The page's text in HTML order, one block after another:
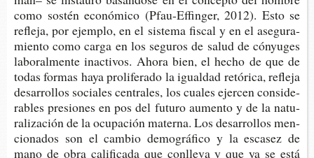
como sos­tén eco­nó­mi­co (Pfau-​Effinger, 2012). Esto se
refle­ja, por ejem­plo, en el sis­te­ma fis­cal y en el ase­gu­ra­
mien­to como carga en los segu­ros de salud de cón­yu­ges
labo­ral­men­te inac­ti­vos. Ahora bien, el hecho de que de
todas for­mas haya pro­li­fe­ra­do la igual­dad retó­ri­ca, refle­ja
desa­rro­llos socia­les cen­tra­les, los cua­les ejer­cen con­si­de­
ra­bles pre­sio­nes en pos del futu­ro aumen­to y de la natu­
ra­li­za­ción de la ocu­pa­ción mater­na. Los desa­rro­llos men­
cio­na­dos son el cam­bio demo­grá­fi­co y la esca­sez de
mano de obra cali­fi­ca­da que con­lle­va y que ya se está